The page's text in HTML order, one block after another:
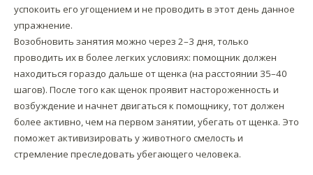
успокоить его угощением и не проводить в этот день данное
упражнение.
Возобновить занятия можно через 2–3 дня, только
проводить их в более легких условиях: помощник должен
находиться гораздо дальше от щенка (на расстоянии 35–40
шагов). После того как щенок проявит настороженность и
возбуждение и начнет двигаться к помощнику, тот должен
более активно, чем на первом занятии, убегать от щенка. Это
поможет активизировать у животного смелость и
стремление преследовать убегающего человека.